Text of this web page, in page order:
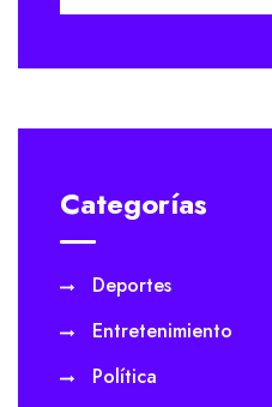
Categorías
Deportes
Entretenimiento
Política